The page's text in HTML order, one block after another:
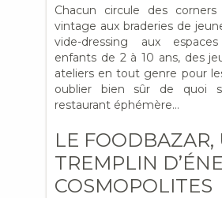
Chacun circule
des
vintage aux braderies de
vide-dressing aux
enfants de 2 à 10 ans, des
ateliers en tout genre pour
oublier bien sûr de quoi
restaurant éphémère…
LE FOODBAZAR,
TREMPLIN
COSMOPOLITES